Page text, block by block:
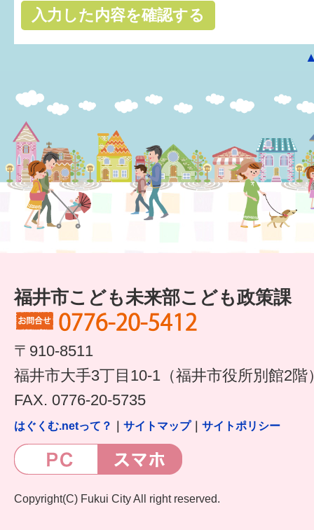
福井市こども未来部こども政策課
〒910-8511
福井市大手3丁目10-1（福井市役所別館2階
FAX. 0776-20-5735
はぐくむ.netって？ サイトマップ｜ サイトポリシー
Copyright(C) Fukui City All right reserved.
パパもママも子育て
すまいるサポート行事案内